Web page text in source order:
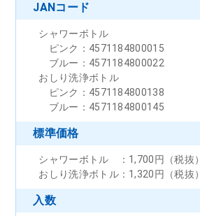
JANコード
シャワーボトル
ピンク：4571184800015
ブルー：4571184800022
おしり洗浄ボトル
ピンク：4571184800138
ブルー：4571184800145
標準価格
シャワーボトル ：1,700円（税抜）
おしり洗浄ボトル：1,320円（税抜）
入数